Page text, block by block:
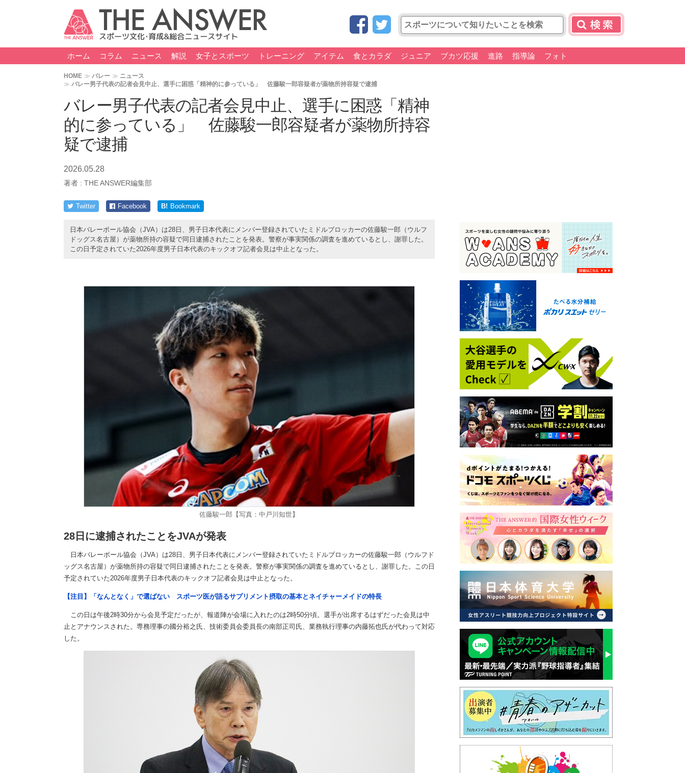
ホーム コラム ニュース 解説 女子とスポーツ トレーニング アイテム 食とカラダ ジュニア ブカツ応援 進路 指導論 フォト
HOME バレー
ニュース
バレー男子代表の記者会見中止、選手に困惑「精神的に参っている」 佐藤駿一郎容疑者が薬物所持容疑で逮捕
バレー男子代表の記者会見中止、選手に困惑「精神
的に参っている」 佐藤駿一郎容疑者が薬物所持容
疑で逮捕
2026.05.28
著者 : THE ANSWER編集部
Twitter Facebook B! Bookmark
日本バレーボール協会（JVA）は28日、男子日本代表にメンバー登録されていたミドルブロッカーの佐藤駿一郎（ウルフ
ドッグス名古屋）が薬物所持の容疑で同日逮捕されたことを発表。警察が事実関係の調査を進めているとし、謝罪した。
この日予定されていた2026年度男子日本代表のキックオフ記者会見は中止となった。
佐藤駿一郎【写真：中戸川知世】
28日に逮捕されたことをJVAが発表
日本バレーボール協会（JVA）は28日、男子日本代表にメンバー登録されていたミドルブロッカーの佐藤駿一郎（ウルフド
ッグス名古屋）が薬物所持の容疑で同日逮捕されたことを発表。警察が事実関係の調査を進めているとし、謝罪した。この日
予定されていた2026年度男子日本代表のキックオフ記者会見は中止となった。
【注目】「なんとなく」で選ばない スポーツ医が語るサプリメント摂取の基本とネイチャーメイドの特長
この日は午後2時30分から会見予定だったが、報道陣が会場に入れたのは2時50分頃。選手が出席するはずだった会見は中
止とアナウンスされた。専務理事の國分裕之氏、技術委員会委員長の南部正司氏、業務執行理事の内藤拓也氏が代わって対応
した。